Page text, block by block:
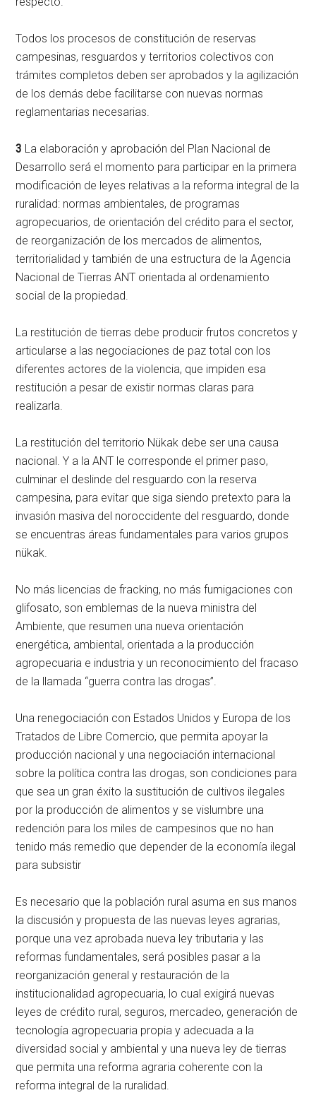
Todos los procesos de constitución de reservas
campesinas, resguardos y territorios colectivos con
trámites completos deben ser aprobados y la agilización
de los demás debe facilitarse con nuevas normas
reglamentarias necesarias.
3 La elaboración y aprobación del Plan Nacional de
Desarrollo será el momento para participar en la primera
modificación de leyes relativas a la reforma integral de la
ruralidad: normas ambientales, de programas
agropecuarios, de orientación del crédito para el sector,
de reorganización de los mercados de alimentos,
territorialidad y también de una estructura de la Agencia
Nacional de Tierras ANT orientada al ordenamiento
social de la propiedad.
La restitución de tierras debe producir frutos concretos y
articularse a las negociaciones de paz total con los
diferentes actores de la violencia, que impiden esa
restitución a pesar de existir normas claras para
realizarla.
La restitución del territorio Nükak debe ser una causa
nacional. Y a la ANT le corresponde el primer paso,
culminar el deslinde del resguardo con la reserva
campesina, para evitar que siga siendo pretexto para la
invasión masiva del noroccidente del resguardo, donde
se encuentras áreas fundamentales para varios grupos
nükak.
No más licencias de fracking, no más fumigaciones con
glifosato, son emblemas de la nueva ministra del
Ambiente, que resumen una nueva orientación
energética, ambiental, orientada a la producción
agropecuaria e industria y un reconocimiento del fracaso
de la llamada “guerra contra las drogas”.
Una renegociación con Estados Unidos y Europa de los
Tratados de Libre Comercio, que permita apoyar la
producción nacional y una negociación internacional
sobre la política contra las drogas, son condiciones para
que sea un gran éxito la sustitución de cultivos ilegales
por la producción de alimentos y se vislumbre una
redención para los miles de campesinos que no han
tenido más remedio que depender de la economía ilegal
para subsistir
Es necesario que la población rural asuma en sus manos
la discusión y propuesta de las nuevas leyes agrarias,
porque una vez aprobada nueva ley tributaria y las
reformas fundamentales, será posibles pasar a la
reorganización general y restauración de la
institucionalidad agropecuaria, lo cual exigirá nuevas
leyes de crédito rural, seguros, mercadeo, generación de
tecnología agropecuaria propia y adecuada a la
diversidad social y ambiental y una nueva ley de tierras
que permita una reforma agraria coherente con la
reforma integral de la ruralidad.